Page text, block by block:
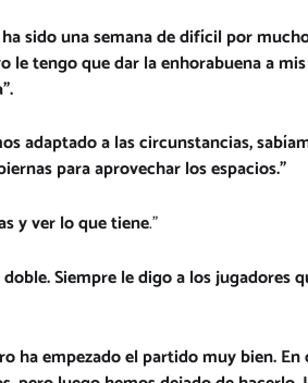
sido una semana de difícil por
tengo que dar la enhorabuena a
adaptado a las circunstancias,
para aprovechar los espacios.”
y ver lo que tiene.”
Siempre le digo a los jugadores
ha empezado el partido muy bien.